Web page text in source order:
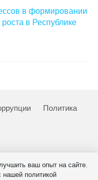
в формировании
в Республике
Политика
ваш опыт на сайте.
политикой